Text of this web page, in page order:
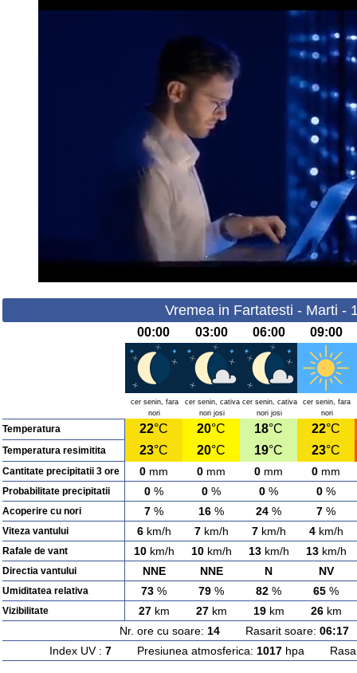
Vremea in Fartatesti - Marti -
00:00 03:00 06:00 09:00
cer senin, fara
nori
cer senin, cativa
nori josi
cer senin, cativa
nori josi
cer senin, fara
nori
Temperatura 22°C 20°C 18°C 22°C
Temperatura resimitita 23°C 20°C 19°C 23°C
Cantitate precipitatii 3 ore 0 mm 0 mm 0 mm 0 mm
Probabilitate precipitatii 0 % 0 % 0 % 0 %
Acoperire cu nori 7 % 16 % 24 % 7 %
Viteza vantului 6km/h 7km/h 7km/h 4km/h
Rafale de vant 10km/h 10km/h 13km/h 13km/h
Directia vantului NNE NNE N NV
Umiditatea relativa 73 % 79 % 82 % 65 %
Vizibilitate 27km 27km 19km 26km
Nr. ore cu soare: 14Rasarit soare: 06:17
Index UV : 7Presiunea atmosferica: 1017hpa